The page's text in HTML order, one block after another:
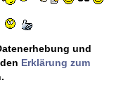
und
Erklärung zum